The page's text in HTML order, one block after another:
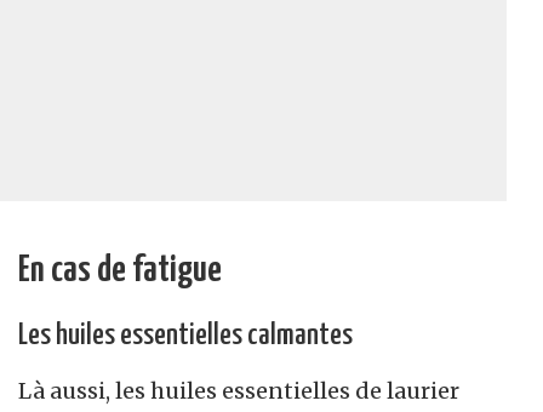
En cas de fatigue
Les huiles essentielles calmantes
Là aussi, les huiles essentielles de laurier